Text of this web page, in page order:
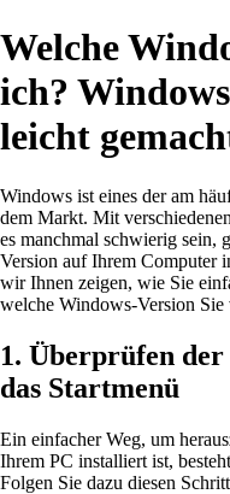
Welche
ich?
leicht
Windows ist eines der am
dem Markt. Mit
es manchmal schwierig sein,
Version auf Ihrem Computer
wir Ihnen zeigen, wie Sie
welche Windows-Version Sie
1. Überprüfen
das Startmenü
Ein einfacher Weg, um
Ihrem PC installiert ist,
Folgen Sie dazu diesen